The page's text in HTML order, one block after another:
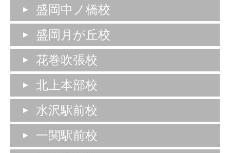
盛岡中ノ橋校
盛岡月が丘校
花巻吹張校
北上本部校
水沢駅前校
一関駅前校